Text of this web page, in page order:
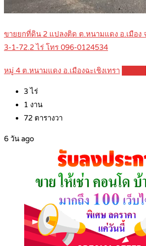
ขายยกที่ดิน 2 แปลงติด ต.หนามแดง อ.เมือง
3-1-72.2 ไร่ โทร 096-0124534
หมู่ 4 ต.หนามแดง อ.เมืองฉะเชิงเทรา
3ไร่
1 งาน
72 ตารางวา
6 วัน ago